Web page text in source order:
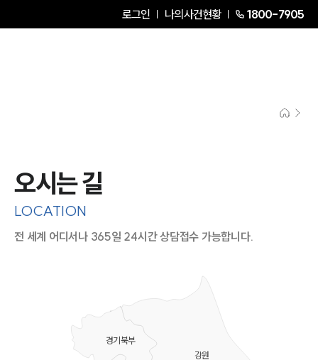
로그인 나의사건현황 1800-7905
오시는 길
LOCATION
전 세계 어디서나 365일 24시간 상담접수 가능합니다.
강원
경기북부